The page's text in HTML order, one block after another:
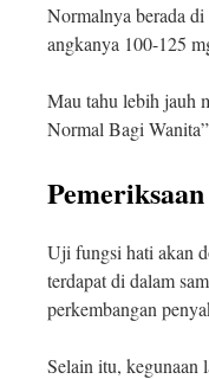
Normalnya berada
angkanya 100-125
Mau tahu lebih jauh
Normal Bagi
Uji fungsi hati akan
terdapat di dalam
perkembangan
Selain itu, kegunaan